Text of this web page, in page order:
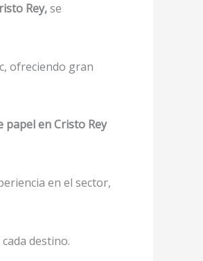
Rey,se
ofreciendo gran
papel en Cristo Rey
en el sector,
destino.